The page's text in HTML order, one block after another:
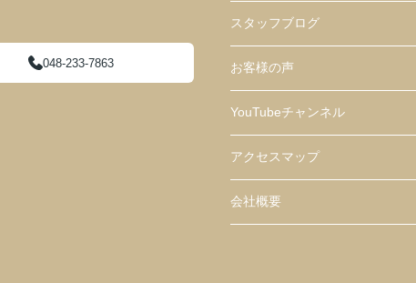
048-233-7863
スタッフブログ
お客様の声
YouTubeチャンネル
アクセスマップ
会社概要